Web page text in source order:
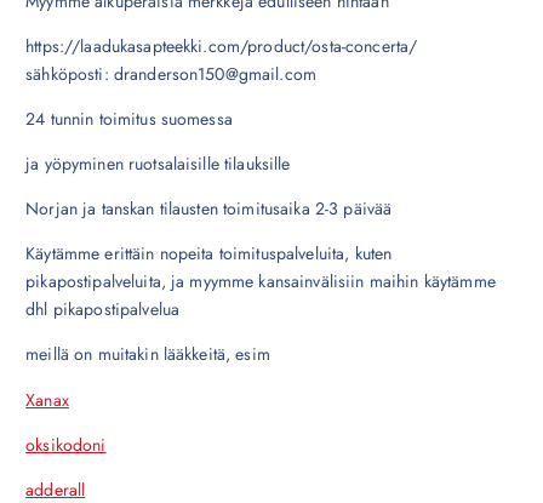
https://laadukasapteekki.com/product/osta-concerta/
sähköposti: dranderson150@gmail.com
24 tunnin toimitus suomessa
ja yöpyminen ruotsalaisille tilauksille
Norjan ja tanskan tilausten toimitusaika 2-3 päivää
Käytämme erittäin nopeita toimituspalveluita, kuten
pikapostipalveluita, ja myymme kansainvälisiin maihin käytämme
dhl pikapostipalvelua
meillä on muitakin lääkkeitä, esim
Xanax
oksikodoni
adderall